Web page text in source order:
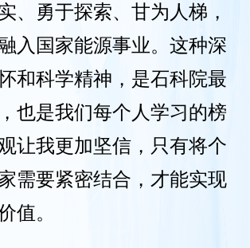
、勇于探索、甘为人梯，
入国家能源事业。这种深
和科学精神，是石科院最
也是我们每个人学习的榜
让我更加坚信，只有将个
需要紧密结合，才能实现
值。